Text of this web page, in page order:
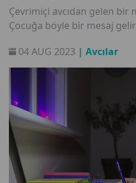
Çevrimiçi avcıdan gelen bir
Çocuğa böyle bir mesaj
istismarcıların (groomer)
hakkında bilgi sahibi olun
işaretleri ve doğru tepkiler
almak için bu makaleden
çocuklarınızın çevrimiçi
yaşaması için onlarla
04 AUG 2023 | Avcılar